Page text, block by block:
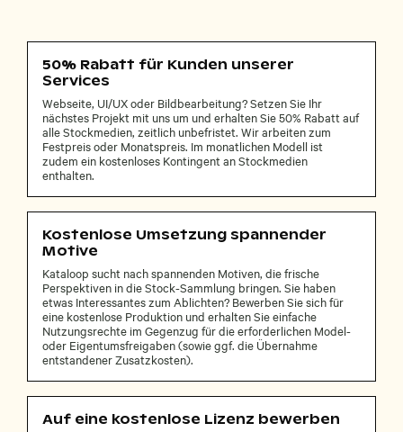
50% Rabatt für Kunden unserer
Services
Webseite, UI/UX oder Bildbearbeitung? Setzen Sie Ihr
nächstes Projekt mit uns um und erhalten Sie 50% Rabatt auf
alle Stockmedien, zeitlich unbefristet. Wir arbeiten zum
Festpreis oder Monatspreis. Im monatlichen Modell ist
zudem ein kostenloses Kontingent an Stockmedien
enthalten.
Kostenlose Umsetzung spannender
Motive
Kataloop sucht nach spannenden Motiven, die frische
Perspektiven in die Stock-Sammlung bringen. Sie haben
etwas Interessantes zum Ablichten? Bewerben Sie sich für
eine kostenlose Produktion und erhalten Sie einfache
Nutzungsrechte im Gegenzug für die erforderlichen Model-
oder Eigentumsfreigaben (sowie ggf. die Übernahme
entstandener Zusatzkosten).
Auf eine kostenlose Lizenz bewerben